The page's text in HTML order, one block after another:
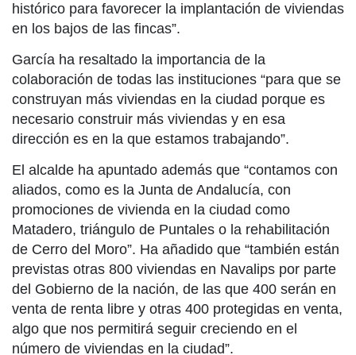
histórico para favorecer la implantación de viviendas
en los bajos de las fincas”.
García ha resaltado la importancia de la
colaboración de todas las instituciones “para que se
construyan más viviendas en la ciudad porque es
necesario construir más viviendas y en esa
dirección es en la que estamos trabajando”.
El alcalde ha apuntado además que “contamos con
aliados, como es la Junta de Andalucía, con
promociones de vivienda en la ciudad como
Matadero, triángulo de Puntales o la rehabilitación
de Cerro del Moro”. Ha añadido que “también están
previstas otras 800 viviendas en Navalips por parte
del Gobierno de la nación, de las que 400 serán en
venta de renta libre y otras 400 protegidas en venta,
algo que nos permitirá seguir creciendo en el
número de viviendas en la ciudad”.